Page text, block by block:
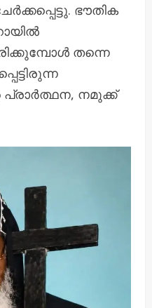
ഭൗതിക
തന്നെ
പ്രാർത്ഥന, നമുക്ക്